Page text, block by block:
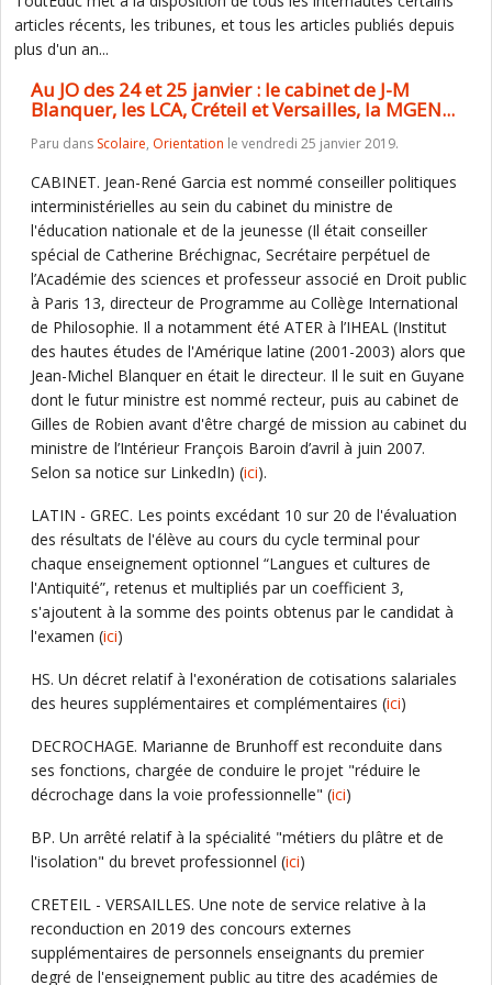
articles récents, les tribunes, et tous les articles publiés depuis
plus d'un an...
Au JO des 24 et 25 janvier : le cabinet de J-M
Blanquer, les LCA, Créteil et Versailles, la MGEN...
Paru dans Scolaire, Orientation le vendredi 25 janvier 2019.
CABINET. Jean-René Garcia est nommé conseiller politiques
interministérielles au sein du cabinet du ministre de
l'éducation nationale et de la jeunesse (Il était conseiller
spécial de Catherine Bréchignac, Secrétaire perpétuel de
l’Académie des sciences et professeur associé en Droit public
à Paris 13, directeur de Programme au Collège International
de Philosophie. Il a notamment été ATER à l’IHEAL (Institut
des hautes études de l'Amérique latine (2001-2003) alors que
Jean-Michel Blanquer en était le directeur. Il le suit en Guyane
dont le futur ministre est nommé recteur, puis au cabinet de
Gilles de Robien avant d'être chargé de mission au cabinet du
ministre de l’Intérieur François Baroin d’avril à juin 2007.
Selon sa notice sur LinkedIn) (ici).
LATIN - GREC. Les points excédant 10 sur 20 de l'évaluation
des résultats de l'élève au cours du cycle terminal pour
chaque enseignement optionnel “Langues et cultures de
l'Antiquité”, retenus et multipliés par un coefficient 3,
s'ajoutent à la somme des points obtenus par le candidat à
l'examen (ici)
HS. Un décret relatif à l'exonération de cotisations salariales
des heures supplémentaires et complémentaires (ici)
DECROCHAGE. Marianne de Brunhoff est reconduite dans
ses fonctions, chargée de conduire le projet "réduire le
décrochage dans la voie professionnelle" (ici)
BP. Un arrêté relatif à la spécialité "métiers du plâtre et de
l'isolation" du brevet professionnel (ici)
CRETEIL - VERSAILLES. Une note de service relative à la
reconduction en 2019 des concours externes
supplémentaires de personnels enseignants du premier
degré de l'enseignement public au titre des académies de